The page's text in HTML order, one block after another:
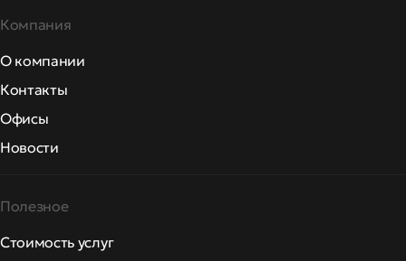
Компания
О компании
Контакты
Офисы
Новости
Полезное
Стоимость услуг